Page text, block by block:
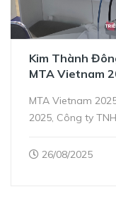
Kim Thành
MTA Vietnam
MTA Vietnam
2025, Công ty
26/08/2025